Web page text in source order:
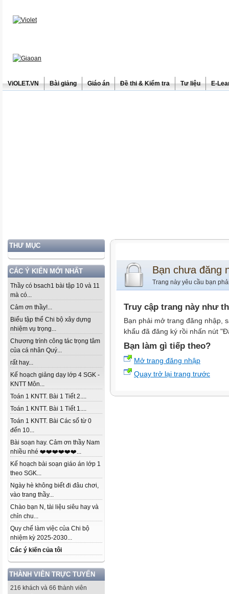
ViOLET.VN Bài giảng Giáo án Đề thi & Kiểm tra Tư liệu E-
THƯ MỤC
CÁC Ý KIẾN MỚI NHẤT
Thầy có bsach1 bài tập 10 và 11
mà có...
Cảm ơn thầy!...
Biểu tập thể Chi bộ xây dựng
nhiệm vụ trọng...
Chương trình công tác trọng tâm
của cá nhân Quý...
rất hay...
Kế hoạch giảng dạy lớp 4 SGK -
KNTT Môn...
Toán 1 KNTT. Bài 1 Tiết 2....
Toán 1 KNTT. Bài 1 Tiết 1....
Toán 1 KNTT. Bài Các số từ 0
đến 10...
Bài soạn hay. Cảm ơn thầy Nam
nhiều nhé ❤️❤️❤️❤️❤️❤️...
Kế hoạch bài soạn giáo án lớp 1
theo SGK...
Ngày hè không biết đi đâu chơi,
vào trang thầy...
Chào bạn N, tài liệu siêu hay và
chỉn chu...
Quy chế làm việc của Chi bộ
nhiệm kỳ 2025-2030...
Các ý kiến của tôi
THÀNH VIÊN TRỰC TUYẾN
216 khách và 66 thành viên
Bạn chưa đăng
Trang này yêu cầu bạn
Truy cập trang này như
Bạn phải mở trang đăng nhập,
khẩu đã đăng ký rồi nhấn nút
Bạn làm gì tiếp theo?
Mở trang đăng nhập
Quay trở lại trang trước